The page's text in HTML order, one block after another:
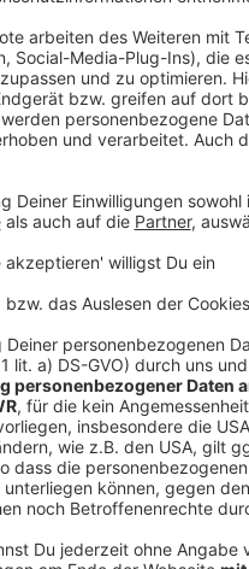
Weitere Ansätze für
Anzeige
Eine dritte Befragung der
dasBahnhofsquartier
abgeschlossen. Das ist
Wiesdorfer City. Am
Werkstattverfahrens
rund um die Kirche Herz
präsentierten ihre Entwürfe
Areal rund um die Kirche
Entwurf. Hier geht es zum
Anzeige
Weitere Meldungen aus